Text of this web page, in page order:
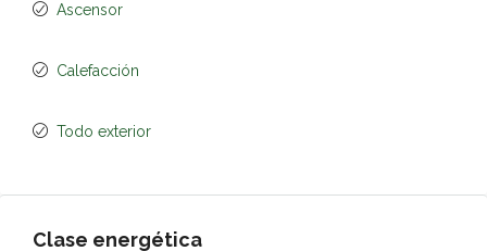
Ascensor
Calefacción
Todo exterior
Clase energética